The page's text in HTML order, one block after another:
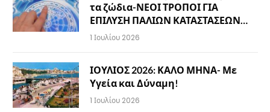
τα ζώδια-ΝΕΟΙ ΤΡΟΠΟΙ ΓΙΑ
ΕΠΙΛΥΣΗ ΠΑΛΙΩΝ ΚΑΤΑΣΤΑΣΕΩΝ…
1 Ιουλίου 2026
ΙΟΥΛΙΟΣ 2026: ΚΑΛΟ ΜΗΝΑ- Με
Υγεία και Δύναμη!
1 Ιουλίου 2026